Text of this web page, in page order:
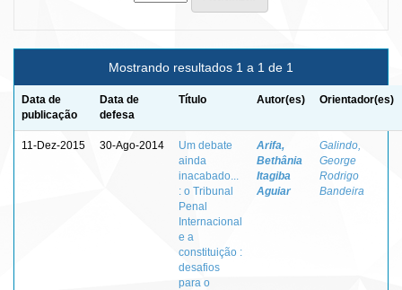
Mostrando resultados 1 a 1 de 1
Data de
publicação
Data de
defesa
Título Autor(es) Orientador(es)
11-Dez-2015 30-Ago-2014
Um debate
ainda
inacabado...
: o Tribunal
Penal
Internacional
e a
constituição :
desafios
para o
Arifa,
Bethânia
Itagiba
Aguiar
Galindo,
George
Rodrigo
Bandeira